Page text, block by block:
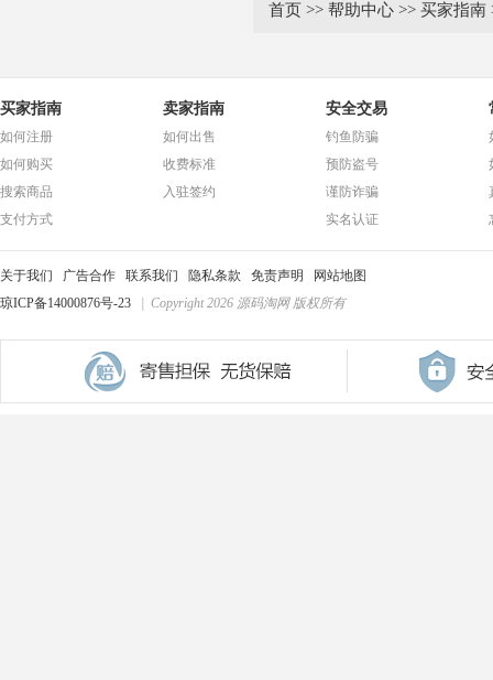
首页 >> 帮助中心 >> 买家指南
买家指南
如何注册
如何购买
搜索商品
支付方式
卖家指南
如何出售
收费标准
入驻签约
安全交易
钓鱼防骗
预防盗号
谨防诈骗
实名认证
关于我们 广告合作 联系我们 隐私条款 免责声明
网站地图
琼ICP备14000876号-23
| Copyright 2026 源码淘网 版权所有